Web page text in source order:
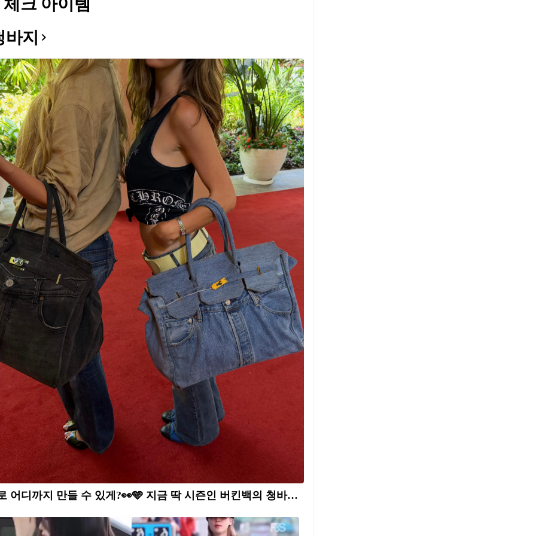
크 아이템
바지
청바지로 어디까지 만들 수 있게?👀🩵 지금 딱 시즌인 버킨백의 청바지 버전, '지르킨 백' 어떠신가요🤔 요즘 SNS에서 자주 보이는 이 가방, 바로 ‘지르킨백(Jirkin Bag)’입니다. 진(Jean)과 버킨백(Birkin Bag)을 합친 이름처럼, 데님을 업사이클링해 버킨백 실루엣으로 만든 가방인데요. 패치워크처럼 이어 붙인 포켓, 워싱 자국까지 그대로 살린 것이 포인트죠. 버킨백 특유의 클래식한 형태에 데님의 러프한 분위기가 더해져 색다른 매력을 만듭니다. 심플한 룩에 지르킨백 하나만 더해도 빈티지하면서도 키치한 무드가 살아나는데요. 올여름 데일리룩에 색다른 분위기를 더하고 싶다면, GNZ에서 출시될 지르킨백을 기다려보세요.